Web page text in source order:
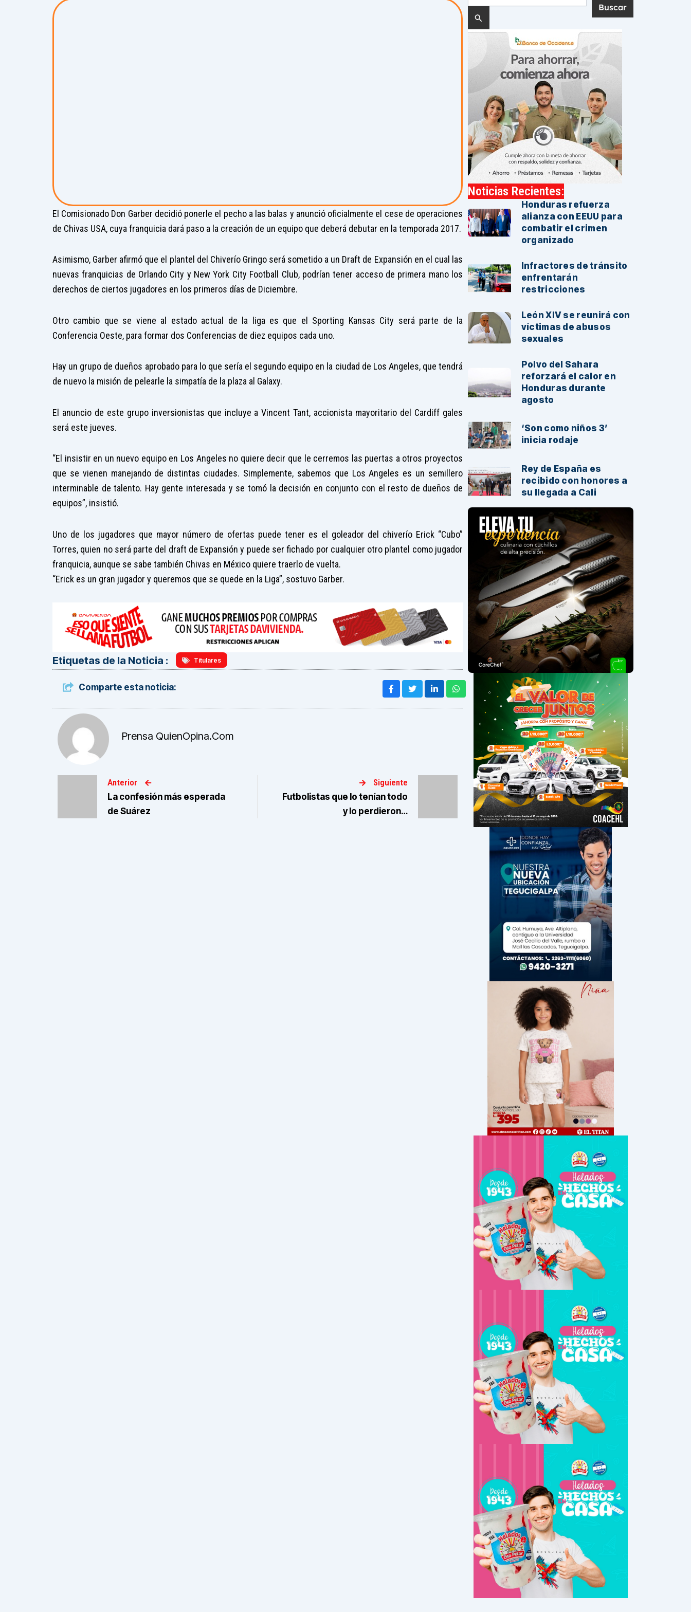
El Comisionado Don Garber decidió ponerle el pecho a las balas y anunció oficialmente el cese de operaciones
de Chivas USA, cuya franquicia dará paso a la creación de un equipo que deberá debutar en la temporada 2017.
Asimismo, Garber afirmó que el plantel del Chiverío Gringo será sometido a un Draft de Expansión en el cual las
nuevas franquicias de Orlando City y New York City Football Club, podrían tener acceso de primera mano los
derechos de ciertos jugadores en los primeros días de Diciembre.
Otro cambio que se viene al estado actual de la liga es que el Sporting Kansas City será parte de la
Conferencia Oeste, para formar dos Conferencias de diez equipos cada uno.
Hay un grupo de dueños aprobado para lo que sería el segundo equipo en la ciudad de Los Angeles, que tendrá
de nuevo la misión de pelearle la simpatía de la plaza al Galaxy.
El anuncio de este grupo inversionistas que incluye a Vincent Tant, accionista mayoritario del Cardiff gales
será este jueves.
“El insistir en un nuevo equipo en Los Angeles no quiere decir que le cerremos las puertas a otros proyectos
que se vienen manejando de distintas ciudades. Simplemente, sabemos que Los Angeles es un semillero
interminable de talento. Hay gente interesada y se tomó la decisión en conjunto con el resto de dueños de
equipos”, insistió.
Uno de los jugadores que mayor número de ofertas puede tener es el goleador del chiverío Erick “Cubo”
Torres, quien no será parte del draft de Expansión y puede ser fichado por cualquier otro plantel como jugador
franquicia, aunque se sabe también Chivas en México quiere traerlo de vuelta.
“Erick es un gran jugador y queremos que se quede en la Liga”, sostuvo Garber.
Etiquetas de la Noticia : Titulares
Comparte esta noticia:
Prensa QuienOpina.com
Anterior
La confesión más esperada
de Suárez
Siguiente
Futbolistas que lo tenían todo
y lo perdieron…
Noticias Recientes:
Honduras refuerza
alianza con EEUU para
combatir el crimen
organizado
Infractores de tránsito
enfrentarán
restricciones
León XIV se reunirá con
víctimas de abusos
sexuales
Polvo del Sahara
reforzará el calor en
Honduras durante
agosto
‘Son como niños 3’
inicia rodaje
Rey de España es
recibido con honores a
su llegada a Cali